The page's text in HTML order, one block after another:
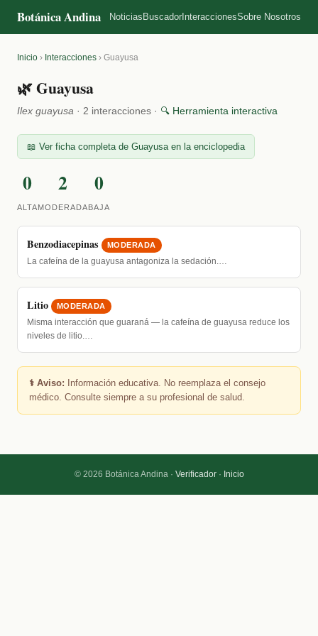
Botánica Andina Noticias Buscador InteraccionesSobre Nosotros
Inicio › Interacciones › Guayusa
🌿 Guayusa
Ilex guayusa · 2 interacciones · 🔍 Herramienta interactiva
📖 Ver ficha completa de Guayusa en la enciclopedia
0
ALTA
2
MODERADA
0
BAJA
Benzodiacepinas MODERADA
La cafeína de la guayusa antagoniza la sedación.…
Litio MODERADA
Misma interacción que guaraná — la cafeína de guayusa reduce los
niveles de litio.…
⚕️ Aviso: Información educativa. No reemplaza el consejo
médico. Consulte siempre a su profesional de salud.
© 2026 Botánica Andina · Verificador· Inicio